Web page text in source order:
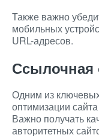
Также важно
мобильных
URL-адресов.
Ссылочная
Одним из
оптимизации
Важно получать
авторитетных